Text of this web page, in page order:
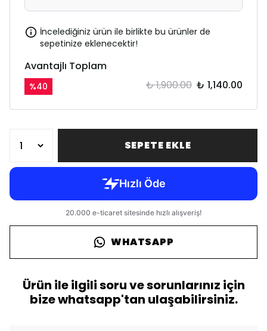
İncelediğiniz ürün ile birlikte bu ürünler de
sepetinize eklenecektir!
Avantajlı Toplam
%40 ₺ 1,900.00 ₺ 1,140.00
SEPETE EKLE
WHATSAPP
Ürün ile ilgili soru ve sorunlarınız için
bize whatsapp'tan ulaşabilirsiniz.